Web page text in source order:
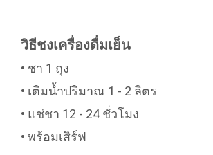
วิธีชงเครื่องดื่มเย็น
• ชา 1 ถุง
• เติมน้ำปริมาณ 1 - 2 ลิตร
• แช่ชา 12 - 24 ชั่วโมง
• พร้อมเสิร์ฟ